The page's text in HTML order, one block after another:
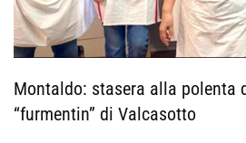
Montaldo: stasera alla polenta
“furmentin” di Valcasotto